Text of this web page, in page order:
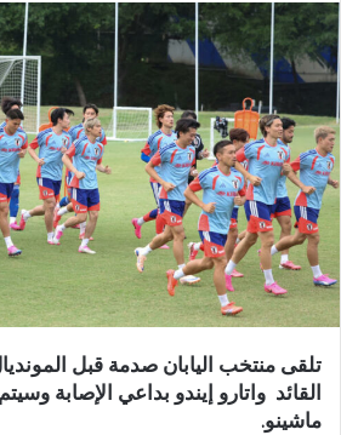
تلقى منتخب اليابان صدمة قبل
القائد واتارو إيندو بداعي الإصابة
ماشينو.